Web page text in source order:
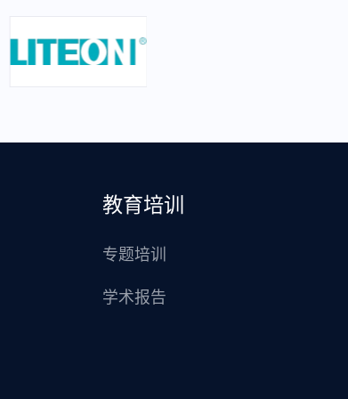
教育培训
专题培训
学术报告